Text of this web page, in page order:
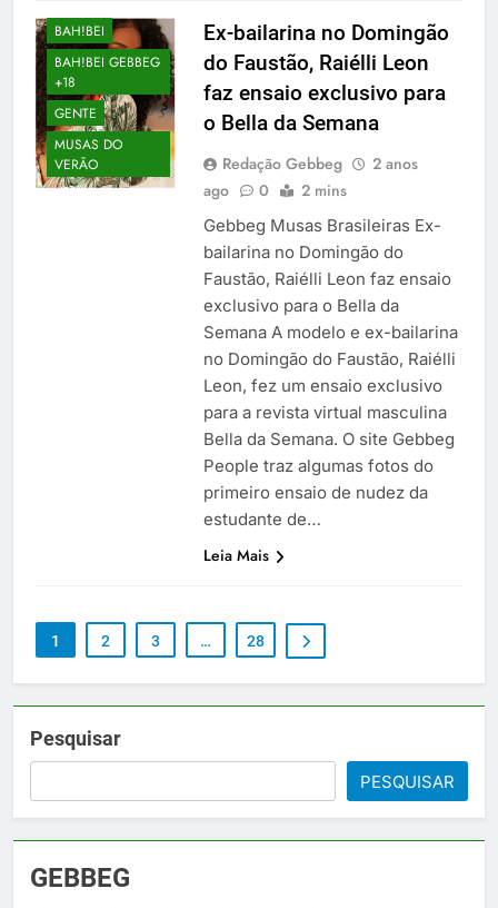
BAH!BEI
BAH!BEI GEBBEG
+18
GENTE
MUSAS DO
VERÃO
Ex-bailarina no Domingão
do Faustão, Raiélli Leon
faz ensaio exclusivo para
o Bella da Semana
Redação Gebbeg
2 anos
ago
0 2 mins
Gebbeg Musas Brasileiras Ex-
bailarina no Domingão do
Faustão, Raiélli Leon faz ensaio
exclusivo para o Bella da
Semana A modelo e ex-bailarina
no Domingão do Faustão, Raiélli
Leon, fez um ensaio exclusivo
para a revista virtual masculina
Bella da Semana. O site Gebbeg
People traz algumas fotos do
primeiro ensaio de nudez da
estudante de…
Leia Mais
1 2 3 … 28
Pesquisar
PESQUISAR
GEBBEG